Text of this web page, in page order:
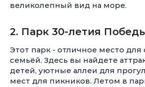
великолепный вид на море.
2. Парк 30-летия
Этот парк - отличное место для
семьёй. Здесь вы найдете
детей, уютные аллеи для
мест для пикников. Летом в